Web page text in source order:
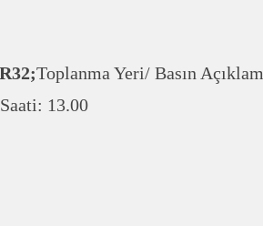
Toplanma Yeri/ Basın
13.00